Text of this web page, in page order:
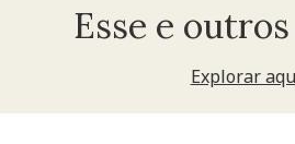
Esse e
Explorar